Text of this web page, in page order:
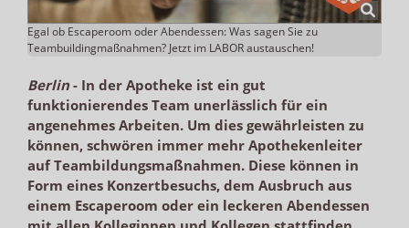
Egal ob Escaperoom oder Abendessen: Was sagen Sie zu
Teambuildingmaßnahmen? Jetzt im LABOR austauschen!
Berlin- In der Apotheke ist ein gut
funktionierendes Team unerlässlich für ein
angenehmes Arbeiten. Um dies gewährleisten zu
können, schwören immer mehr Apothekenleiter
auf Teambildungsmaßnahmen. Diese können in
Form eines Konzertbesuchs, dem Ausbruch aus
einem Escaperoom oder ein leckeren Abendessen